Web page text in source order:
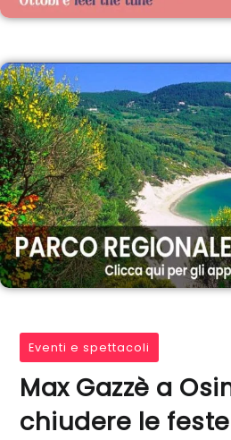
Eventi e spettacoli
Max Gazzè a
chiudere le